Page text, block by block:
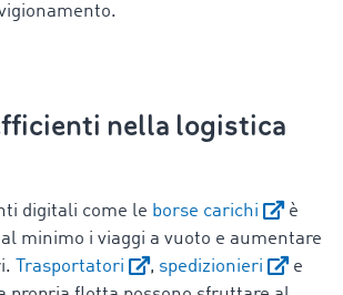
nella logistica
digitali come le borse carichi
è
minimo i viaggi a vuoto e aumentare
Trasportatori , spedizionieri
e